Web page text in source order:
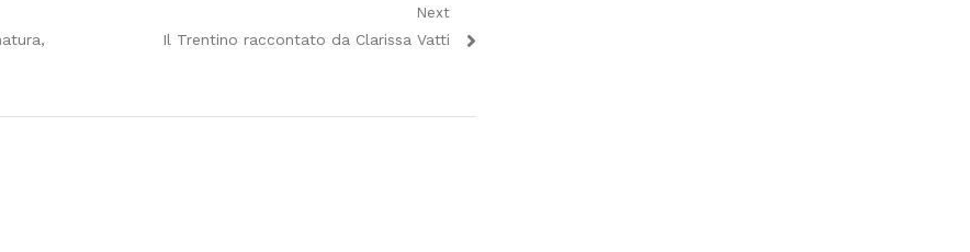
Next
Next
Il Trentino raccontato da Clarissa Vatti